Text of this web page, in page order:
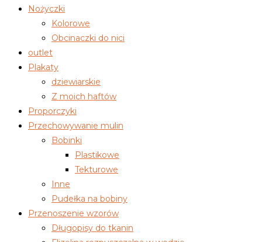
Nożyczki
Kolorowe
Obcinaczki do nici
outlet
Plakaty
dziewiarskie
Z moich haftów
Proporczyki
Przechowywanie mulin
Bobinki
Plastikowe
Tekturowe
Inne
Pudełka na bobiny
Przenoszenie wzorów
Długopisy do tkanin